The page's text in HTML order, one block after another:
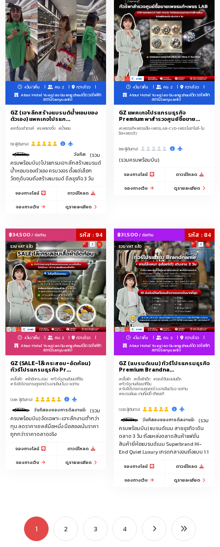
เสื้อผ้าK-Fashion โอปป้า เครื่องครัวพลาสติก ของตกแต่งบ้าน
เครื่องสำอาง-สกินแคร์
เครื่องมือช่าง OEM Hardware / ไขควง/คีมตัด/คีมล็อค/คีมปากจิ้งจก/ประแจ/ชุด
บล็อก/ค้อน/เลื่อยมือ/คัตเตอร์/ตลับเมตร/ระดับน้ำ/กรรไกรตัดเหล็ก/ชุดดอก
สว่าน/กาวร้อน/กาวอีพ็อกซี่ และอื่นๆในหมวด
ทรายแมว/กระเป๋าเดินทาง/แพคเกจจิ้งDelivery Food/สกินแคร์-เครื่องสำอาง/
ขนตาปลอม/เครื่องมือช่าง/อะไหล่ตกแต่งเสื้อผ้า-กระเป๋า-รองเท้าและของตกแต่ง
ทุกชนิด/ไหมพรม/ร่มทุกประเภท/ถุงเท้า/รองเท้า
แหล่งกระเป๋าราคาถูกตามเวบไซส์จีน Taobao 1688 Alibaba Pinduoduo
เมืองโรงงานรองเท้า ชุดนอน-ชุดชั้นใน แพคเกจจิ้งครบวงจร น้ำหอม
ของใช้สัตว์เลี้ยง/ชามอาหารสัตว์/ขวดน้ำสัตว์เลี้ยง/กรงสัตว์เล็ก/สายจูงสุนัข/
ปลอกคอสัตว์เลี้ยง/ที่นอนสัตว์เลี้ยง/ของเล่นสัตว์เลี้ยง/แปรงขนสัตว์/กระบะทราย
แมว/ที่ลับเล็บแมว/ถุงเก็บมูลสัตว์เลี้ยง/กระเป๋าใส่สัตว์เลี้ยง/เสื้อผ้าสัตว์เลี้ยง/
อาหารเม็ดสัตว์เลี้ยง/ข
ดินสอ/กระเป๋าใส่เครื่องเขียน/สมุดวาดภาพ/สเก็ตช์บุ๊ก/ชุดเครื่องเขียนเป็นเซ็ต
เครื่องมือของใช้การเกษตร/บัวรดน้ำ/สายยาง/ข้อต่อสายยาง/บัวสเปรย์/ถังพ่น
ยา/กรรไกรตัดกิ่ง/เลื่อยตัดกิ่ง/ถุงมือทำสวน/ตาข่ายกันแมลง/เชือกฟาง/พลาสติก
คลุมดิน/กระถางพลาสติก/กระถางดินเผา/เครื่องพรวนดินมือ/เสียม/จอบ/บัวรดน้ำ
ต้นไม้แบบกด/ขวดพ่นละอองน้ำ/กระติกน้ำเกษตร
ปรับสินค้าตามธุรกิจองค์กรคุณ (Customized Business) กรุณาแจ้งประเภทสินค้า
ก่อนทำการจอง
เฟอร์นิเจอร์จีน, เฟอร์นิเจอร์หรู, เฟอร์นิเจอร์โครงการ, เฟอร์นิเจอร์ตกแต่งบ้าน,
เฟอร์นิเจอร์โรงแรม, เฟอร์นิเจอร์รีสอร์ท, เฟอร์นิเจอร์ออฟฟิศ, เฟอร์นิเจอร์ร้าน
กาแฟ, โซฟา, โต๊ะกินข้าว, โต๊ะกลาง, เก้าอี้, เตียงนอน, ตู้เสื้อผ้า, เฟอร์นิเจอร์บิวท์อิน,
เคาน์เตอร์
โคมไฟจีน, โคมไฟหรู, โคมไฟแชนเดอเรีย, โคมไฟตกแต่งบ้าน, โคมไฟโรงแรม, โคม
ไฟรีสอร์ท, โคมไฟเพดาน, โคมไฟติดผนัง, โคมไฟตั้งพื้น, โคมไฟตั้งโต๊ะ, โคมไฟ
ระย้า, โคมไฟโมเดิร์น, โคมไฟวินเทจ, โคมไฟคริสตัล, โคมไฟLED, ดาวน์ไลท์, โคมไฟ
โครงการ, ไฟสนาม, ไฟตกแต่งภายนอก, โคมไฟ
แบรนด์เนม งานก้อปปี้-เทียบแท้
4วัน/3คืน คน: 2
กวางโจว
Atour Hotel Yueqiao Guangzhou(ติดรถไฟฟ้า
สถานีSanyuanli)
GZ (เจาะลึกสร้างแบรนด์น้ำหอมของ
ตัวเอง) แพคเกจโปรแก...
#เครื่องสำอางค์ #แพคเกจจิ้ง #น้ำหอม
(18 ผู้เดินทาง)
วันที่สองของการดีลงานมีคนขับรถรับ-ส่งบริการ 1 วัน เวลา 9.00-18.00 น.
(รวม
ครบพร้อมบิน) โปรแกรมเจาะลึกสร้างแบรนด์
น้ำหอมของตัวเอง ครบวงจร ตั้งแต่เลือก
วัตถุดิบจนถึงสร้างแบรนด์ ดีลธุรกิจ 3 วัน
จองทางไลน์
ดาวน์โหลด
จองทางเว็บ
ดูรายละเอียด
4วัน/3คืน คน: 2
กวางโจว
Atour Hotel Yueqiao Guangzhou(ติดรถไฟฟ้า
สถานีSanyuanli)
GZ แพคเกจโปรแกรมธุรกิจ
Premium พาสำรวจศูนย์ซื้อขาย...
#เพชรแท้+เพชรแล๊บ-เพชรLAB-CVD-เพชรโมซาไนต์-โม
อีส+เพชรจิว
(66 ผู้เดินทาง)
(รวมครบพร้อมบิน)
จองทางไลน์
ดาวน์โหลด
จองทางเว็บ
ดูรายละเอียด
฿34,500/ ต่อท่าน
รวม VAT แล้ว
รหัส : 94
4วัน/3คืน คน: 2
กวางโจว
Atour Hotel Yueqiao Guangzhou(ติดรถไฟฟ้า
สถานีSanyuanli)
GZ (SALE-โล๊ะกระสอบ-อัดก้อน)
ทัวร์โปรแกรมธุรกิจ Pr...
#เสื้อผ้า #ผ้าอัดกระสอบ #ทัวร์ดูงานสัมมนาที่จีน
#รับจัดโปรแกรมดูตลาดโรงงานจีนเริ่ม2-50ท่าน
(3.6K ผู้เดินทาง)
วันที่สองของการดีลงานมีคนขับรถรับ-ส่งบริการ 1 วัน
(รวม
ครบพร้อมบิน) จัดเฉพาะ-เจาะลึกงานต่ำกว่า
ทุน ลดราคาเซลล์มือหนึ่ง มือสองเน้นราคา
ถูกกว่าราคาตลาดจริง
จองทางไลน์
ดาวน์โหลด
จองทางเว็บ
ดูรายละเอียด
฿31,500/ ต่อท่าน
รวม VAT แล้ว
รหัส : 84
4วัน/3คืน คน: 2
กวางโจว
Atour Hotel Yueqiao Guangzhou(ติดรถไฟฟ้า
สถานีSanyuanli)
GZ (แบรนด์เนม) ทัวร์โปรแกรมธุรกิจ
Premium Brandna...
#เสื้อผ้า #เสื้อผ้าเด็ก #ของใช้ของเล่นเด็ก
#ทัวร์ดูงานสัมมนาที่จีน
#รับจัดโปรแกรมดูตลาดโรงงานจีนเริ่ม2-50ท่าน
#แบรนด์เนม งานก้อปปี้-เทียบแท้
(338 ผู้เดินทาง)
วันที่สองของการดีลงานมีคนขับรถรับ-ส่ง
(รวม
ครบพร้อมบิน) แบรนด์เนม สายธุรกิจ เดิน
ตลาด 3 วัน ถึงแหล่งตลาดสินค้าแฟชั่น
สินค้ายี่ห้อแบรนด์เนม Superbrand Hi-
End Quiet Luxury เกรดกลางจนถึงแบบ 1:1
จองทางไลน์
ดาวน์โหลด
จองทางเว็บ
ดูรายละเอียด
1 2 3 4